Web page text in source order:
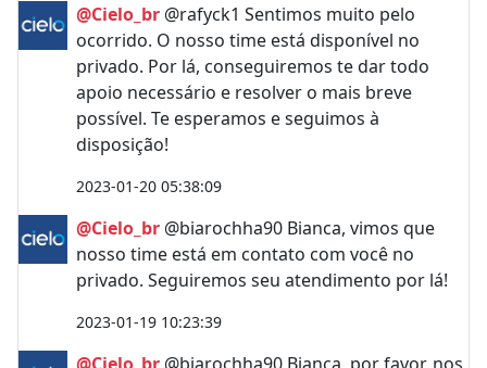
@Cielo_br @rafyck1 Sentimos muito pelo
ocorrido. O nosso time está disponível no
privado. Por lá, conseguiremos te dar todo
apoio necessário e resolver o mais breve
possível. Te esperamos e seguimos à
disposição!
2023-01-20 05:38:09
@Cielo_br @biarochha90 Bianca, vimos que
nosso time está em contato com você no
privado. Seguiremos seu atendimento por lá!
2023-01-19 10:23:39